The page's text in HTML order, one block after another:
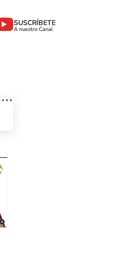
SUSCRÍBETE
A nuestro Canal